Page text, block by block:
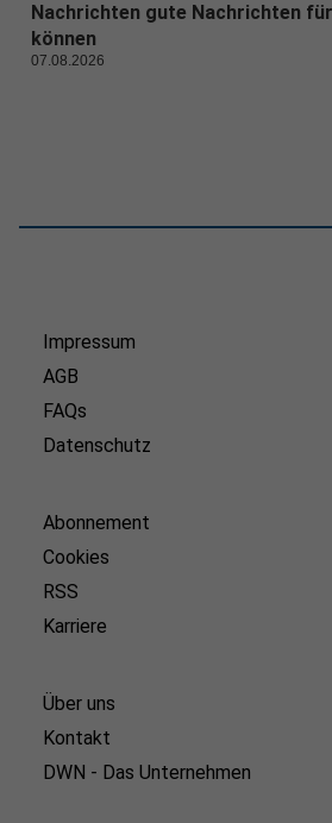
Nachrichten gute Nachrichten
können
07.08.2026
Impressum
AGB
FAQs
Datenschutz
Abonnement
Cookies
RSS
Karriere
Über uns
Kontakt
DWN - Das Unternehmen